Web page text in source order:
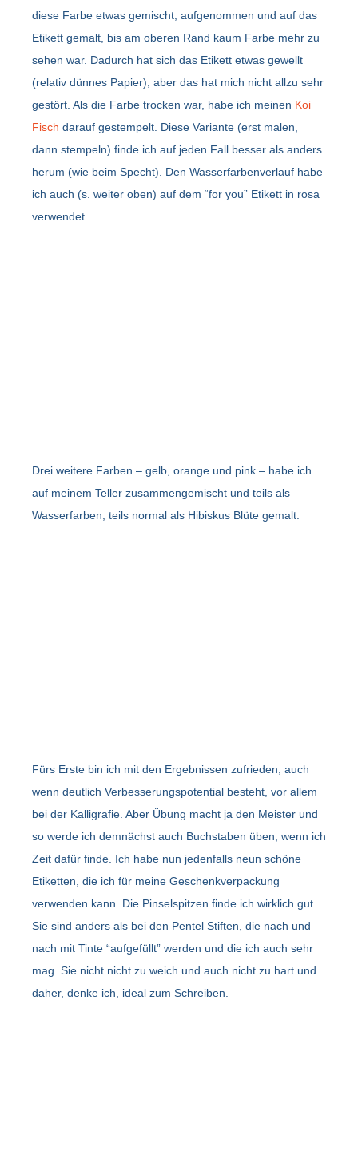
diese Farbe etwas gemischt, aufgenommen und auf das
Etikett gemalt, bis am oberen Rand kaum Farbe mehr zu
sehen war. Dadurch hat sich das Etikett etwas gewellt
(relativ dünnes Papier), aber das hat mich nicht allzu sehr
gestört. Als die Farbe trocken war, habe ich meinen Koi
Fisch darauf gestempelt. Diese Variante (erst malen,
dann stempeln) finde ich auf jeden Fall besser als anders
herum (wie beim Specht). Den Wasserfarbenverlauf habe
ich auch (s. weiter oben) auf dem “for you” Etikett in rosa
verwendet.
Drei weitere Farben – gelb, orange und pink – habe ich
auf meinem Teller zusammengemischt und teils als
Wasserfarben, teils normal als Hibiskus Blüte gemalt.
Fürs Erste bin ich mit den Ergebnissen zufrieden, auch
wenn deutlich Verbesserungspotential besteht, vor allem
bei der Kalligrafie. Aber Übung macht ja den Meister und
so werde ich demnächst auch Buchstaben üben, wenn ich
Zeit dafür finde. Ich habe nun jedenfalls neun schöne
Etiketten, die ich für meine Geschenkverpackung
verwenden kann. Die Pinselspitzen finde ich wirklich gut.
Sie sind anders als bei den Pentel Stiften, die nach und
nach mit Tinte “aufgefüllt” werden und die ich auch sehr
mag. Sie nicht nicht zu weich und auch nicht zu hart und
daher, denke ich, ideal zum Schreiben.